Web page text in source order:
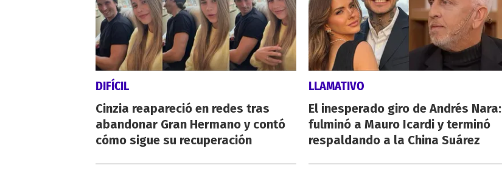
DIFÍCIL
Cinzia reapareció en redes tras
abandonar Gran Hermano y contó
cómo sigue su recuperación
LLAMATIVO
El inesperado giro de Andrés Nara:
fulminó a Mauro Icardi y terminó
respaldando a la China Suárez